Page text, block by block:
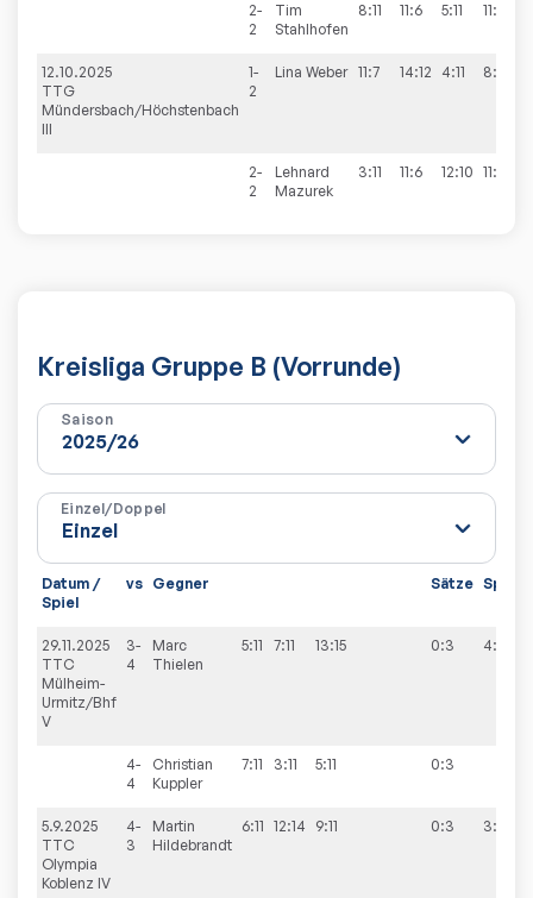
2-
2
Tim
Stahlhofen
8:11 11:6 5:11 11:13
12.10.2025
TTG
Mündersbach/Höchstenbach
III
1-
2
Lina Weber 11:7 14:12 4:11 8:11
2-
2
Lehnard
Mazurek
3:11 11:6 12:10 11:8
Kreisliga Gruppe B (Vorrunde)
Saison
Einzel/Doppel
Datum /
Spiel
vs Gegner Sätze Spiele
29.11.2025
TTC
Mülheim-
Urmitz/Bhf
V
3-
4
Marc
Thielen
5:11 7:11 13:15 0:3 4:6
4-
4
Christian
Kuppler
7:11 3:11 5:11 0:3
5.9.2025
TTC
Olympia
Koblenz IV
4-
3
Martin
Hildebrandt
6:11 12:14 9:11 0:3 3:7